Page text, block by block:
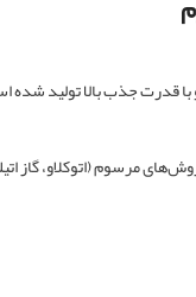
مرسوم (اتوکلاو، گاز